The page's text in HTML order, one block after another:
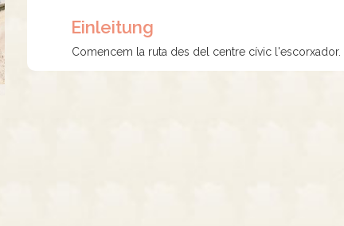
Einleitung
Comencem la ruta des del centre cívic